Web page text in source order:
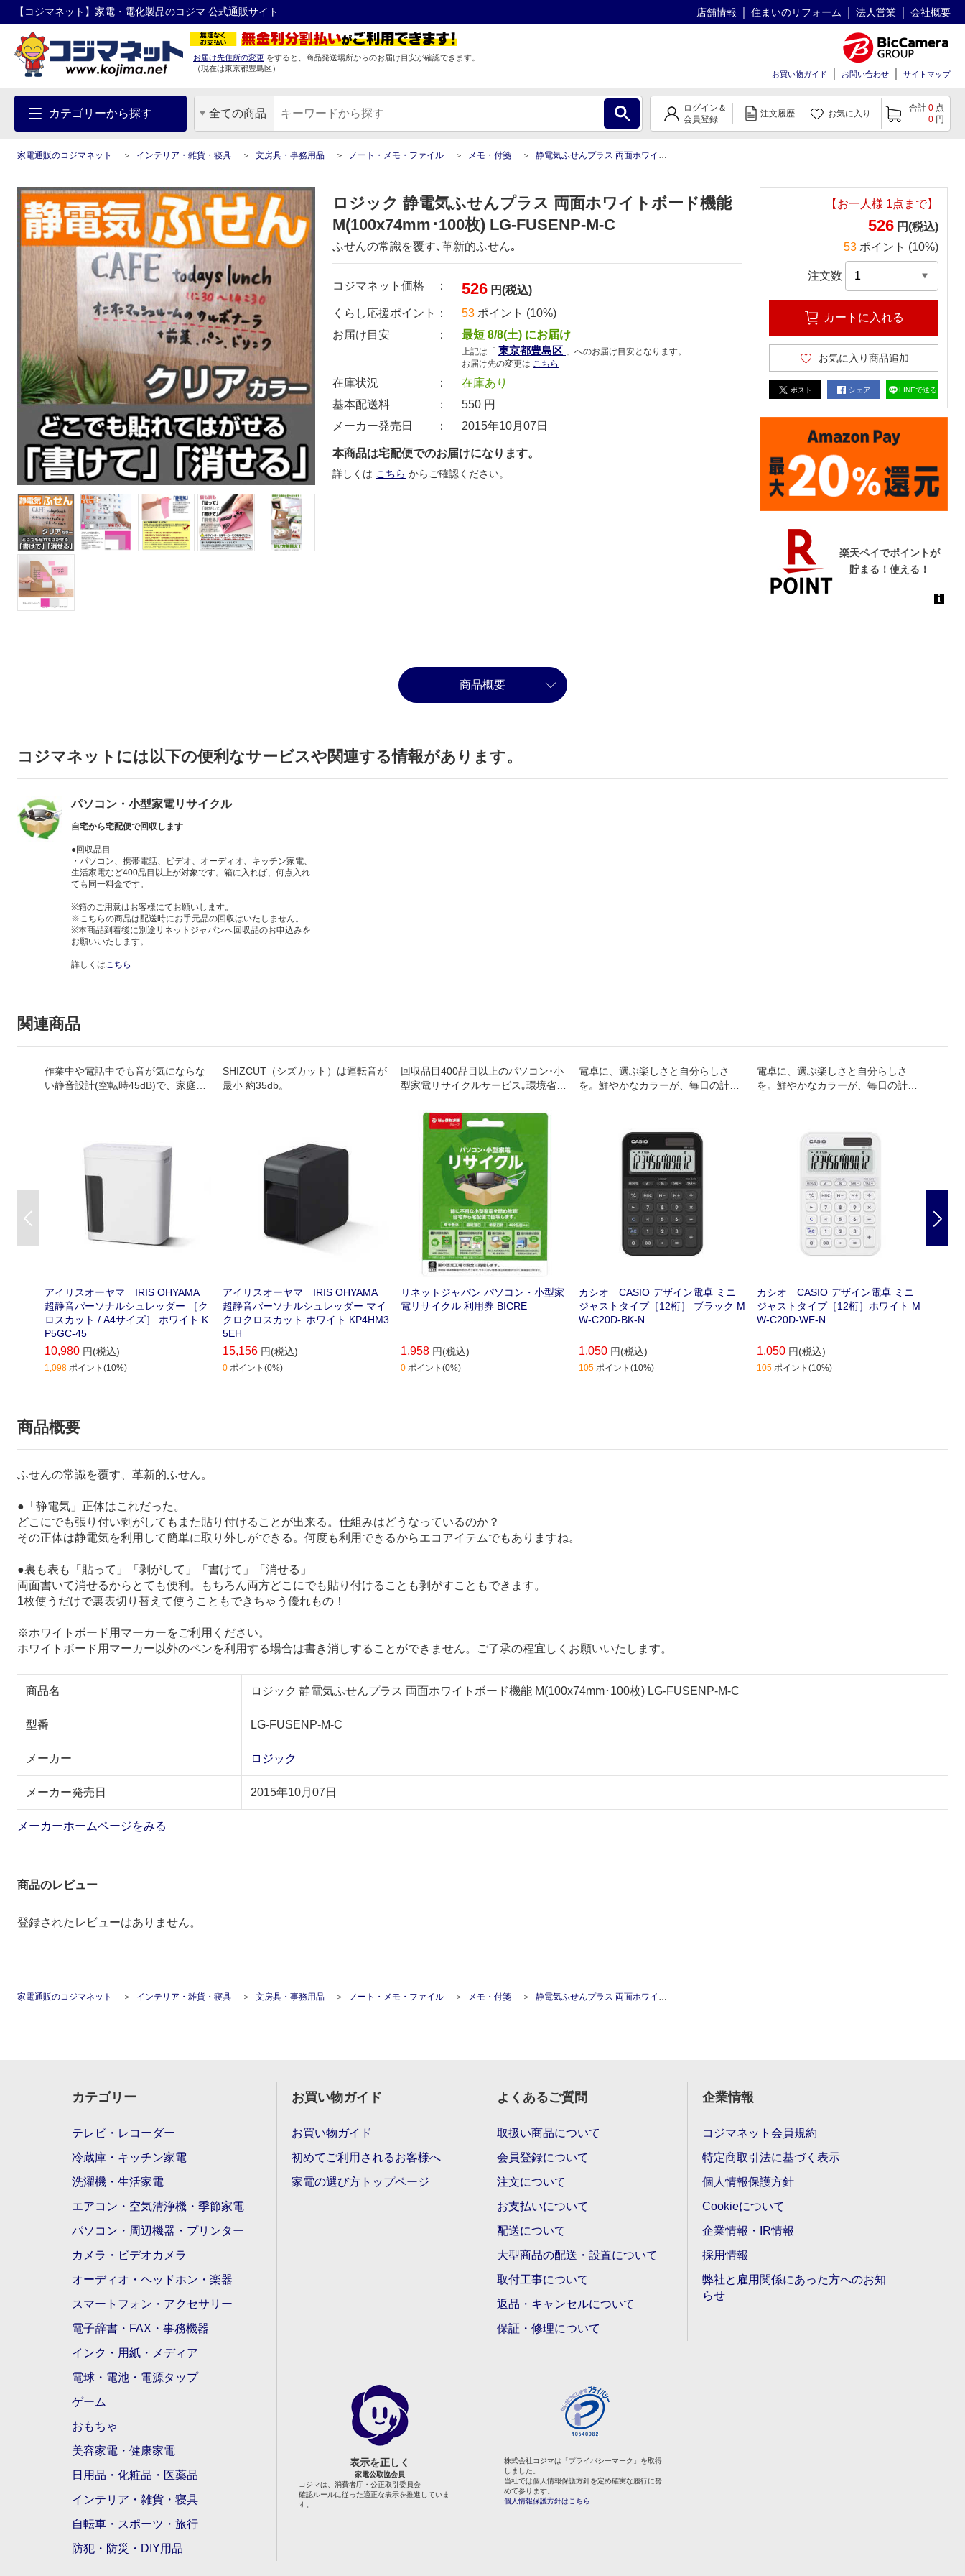
【コジマネット】家電・電化製品のコジマ 公式通販サイト 店舗情報 住まいのリフォーム 法人営業 会社概要
お届け先住所の変更 をすると、商品発送場所からのお届け目安が確認できます。
（現在は東京都豊島区）
お買い物ガイド お問い合わせ サイトマップ
カテゴリーから探す 全ての商品
ログイン＆
会員登録
注文履歴 お気に入り
合計 0 点
0 円
家電通販のコジマネット インテリア・雑貨・寝具 文房具・事務用品 ノート・メモ・ファイル メモ・付箋 静電気ふせんプラス 両面ホワイトボード機能 M(100x74mm･100枚)
ロジック 静電気ふせんプラス 両面ホワイトボード機能
M(100x74mm･100枚) LG-FUSENP-M-C
ふせんの常識を覆す､革新的ふせん｡
コジマネット価格 ： 526 円(税込)
くらし応援ポイント：
53 ポイント (10%)
お届け目安 ：
最短 8/8(土) にお届け
上記は「 東京都豊島区 」へのお届け目安となります。
お届け先の変更は こちら
在庫状況 ：
在庫あり
基本配送料 ：
550 円
メーカー発売日 ：
2015年10月07日
本商品は宅配便でのお届けになります。
詳しくは こちら からご確認ください。
【お一人様 1点まで】
526 円(税込)
53 ポイント (10%)
注文数
カートに入れる
お気に入り商品追加
ポスト シェア LINEで送る
商品概要
コジマネットには以下の便利なサービスや関連する情報があります。
パソコン・小型家電リサイクル
自宅から宅配便で回収します
●回収品目
・パソコン、携帯電話、ビデオ、オーディオ、キッチン家電、
生活家電など400品目以上が対象です。箱に入れば、何点入れ
ても同一料金です。
※箱のご用意はお客様にてお願いします。
※こちらの商品は配送時にお手元品の回収はいたしません。
※本商品到着後に別途リネットジャパンへ回収品のお申込みを
お願いいたします。
詳しくは こちら
関連商品
作業中や電話中でも音が気にならな
い静音設計(空転時45dB)で、家庭や
アイリスオーヤマ IRIS OHYAMA
超静音パーソナルシュレッダー ［ク
ロスカット / A4サイズ］ ホワイト K
P5GC-45
10,980 円(税込)
1,098 ポイント(10%)
SHIZCUT（シズカット）は運転音が
最小 約35db。
アイリスオーヤマ IRIS OHYAMA
超静音パーソナルシュレッダー マイ
クロクロスカット ホワイト KP4HM3
5EH
15,156 円(税込)
0 ポイント(0%)
回収品目400品目以上のパソコン･小
型家電リサイクルサービス｡環境省･
リティ管理･適正な処理が行われ､再
資源化されます｡年中無休｡自宅から
宅配便で回収します｡
リネットジャパン パソコン・小型家
電リサイクル 利用券 BICRE
1,958 円(税込)
0 ポイント(0%)
電卓に、選ぶ楽しさと自分らしさ
を。鮮やかなカラーが、毎日の計算
カシオ CASIO デザイン電卓 ミニ
ジャストタイプ［12桁］ ブラック M
W-C20D-BK-N
1,050 円(税込)
105 ポイント(10%)
電卓に、選ぶ楽しさと自分らしさ
を。鮮やかなカラーが、毎日の計算
カシオ CASIO デザイン電卓 ミニ
ジャストタイプ［12桁］ホワイト M
W-C20D-WE-N
1,050 円(税込)
105 ポイント(10%)
商品概要
ふせんの常識を覆す、革新的ふせん。
●「静電気」正体はこれだった。
どこにでも張り付い剥がしてもまた貼り付けることが出来る。仕組みはどうなっているのか？
その正体は静電気を利用して簡単に取り外しができる。何度も利用できるからエコアイテムでもありますね。
●裏も表も「貼って」「剥がして」「書けて」「消せる」
両面書いて消せるからとても便利。もちろん両方どこにでも貼り付けることも剥がすこともできます。
1枚使うだけで裏表切り替えて使うこともできちゃう優れもの！
※ホワイトボード用マーカーをご利用ください。
ホワイトボード用マーカー以外のペンを利用する場合は書き消しすることができません。ご了承の程宜しくお願いいたします。
商品名 ロジック 静電気ふせんプラス 両面ホワイトボード機能 M(100x74mm･100枚) LG-FUSENP-M-C
型番 LG-FUSENP-M-C
メーカー ロジック
メーカー発売日 2015年10月07日
メーカーホームページをみる
商品のレビュー
登録されたレビューはありません。
家電通販のコジマネット インテリア・雑貨・寝具 文房具・事務用品 ノート・メモ・ファイル メモ・付箋 静電気ふせんプラス 両面ホワイトボード機能 M(100x74mm･100枚)
カテゴリー
テレビ・レコーダー
冷蔵庫・キッチン家電
洗濯機・生活家電
エアコン・空気清浄機・季節家電
パソコン・周辺機器・プリンター
カメラ・ビデオカメラ
オーディオ・ヘッドホン・楽器
スマートフォン・アクセサリー
電子辞書・FAX・事務機器
インク・用紙・メディア
電球・電池・電源タップ
ゲーム
おもちゃ
美容家電・健康家電
日用品・化粧品・医薬品
インテリア・雑貨・寝具
自転車・スポーツ・旅行
防犯・防災・DIY用品
お買い物ガイド
お買い物ガイド
初めてご利用されるお客様へ
家電の選び方トップページ
よくあるご質問
取扱い商品について
会員登録について
注文について
お支払いについて
配送について
大型商品の配送・設置について
取付工事について
返品・キャンセルについて
保証・修理について
企業情報
コジマネット会員規約
特定商取引法に基づく表示
個人情報保護方針
Cookieについて
企業情報・IR情報
採用情報
弊社と雇用関係にあった方へのお知
らせ
表示を正しく
家電公取協会員
コジマは、消費者庁・公正取引委員会
確認ルールに従った適正な表示を推進していま
す。
株式会社コジマは「プライバシーマーク」を取得
しました。
当社では個人情報保護方針を定め確実な履行に努
めて参ります。
個人情報保護方針はこちら